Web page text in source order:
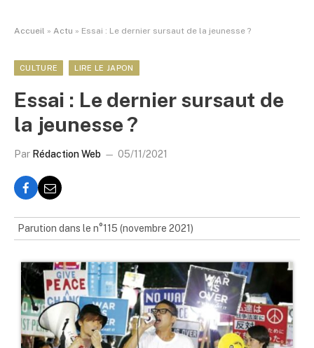
Accueil » Actu » Essai : Le dernier sursaut de la jeunesse ?
CULTURE LIRE LE JAPON
Essai : Le dernier sursaut de
la jeunesse ?
Par Rédaction Web 05/11/2021
Parution dans le n°115 (novembre 2021)